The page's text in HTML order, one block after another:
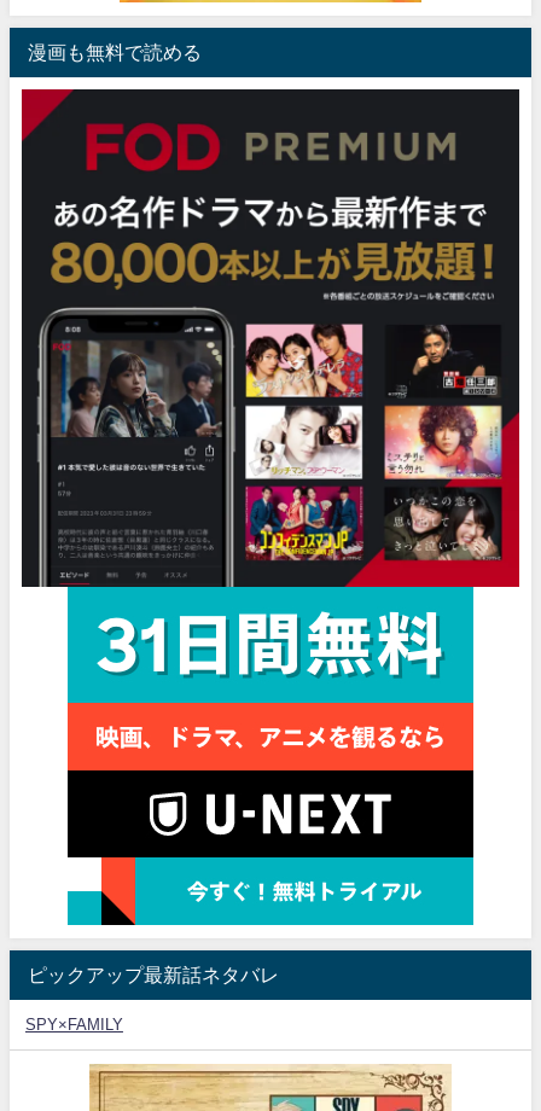
漫画も無料で読める
ピックアップ最新話ネタバレ
SPY×FAMILY